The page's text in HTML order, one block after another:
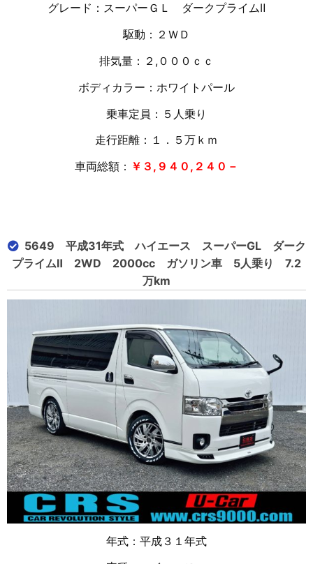
グレード：スーパーＧＬ ダークプライムⅡ
駆動：２ＷＤ
排気量：２,０００ｃｃ
ボディカラー：ホワイトパール
乗車定員：５人乗り
走行距離：１．５万 ｋｍ
車両総額： ￥３,９４０,２４０－
5649 平成31年式 ハイエース スーパーGL ダーク
プライムⅡ 2WD 2000cc ガソリン車 5人乗り 7.2
万km
年式：平成３１年式